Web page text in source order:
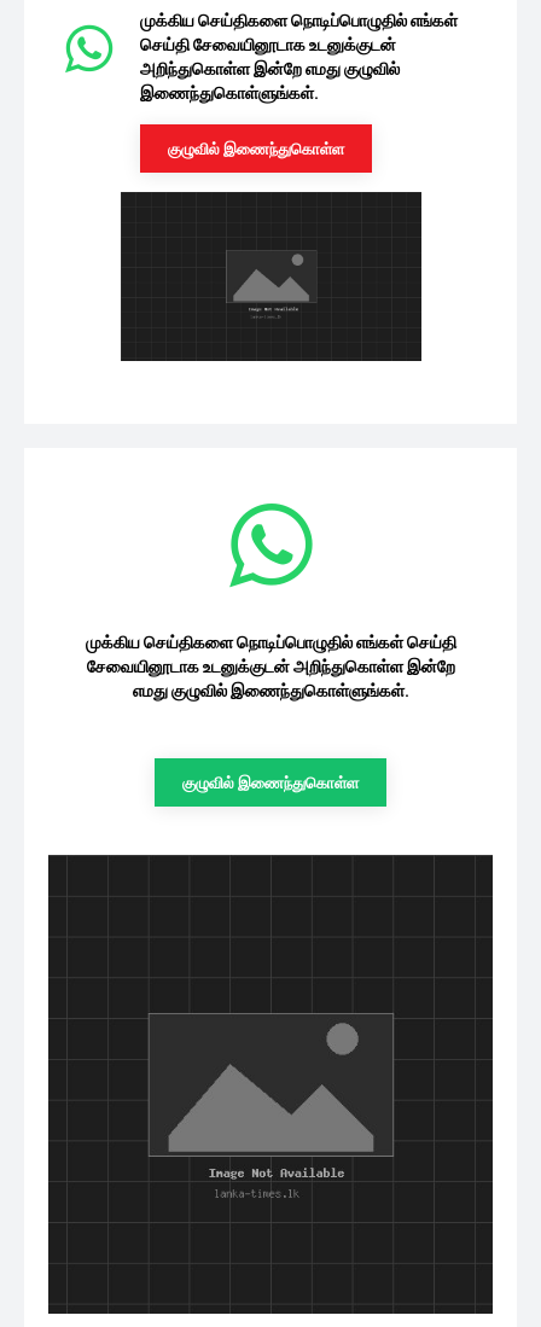
அஜித்தின் குட் பேட் அக்லி திரைப்படம்
எப்படி இருக்கு? படம் பார்த்தவர்கள்...
06/08/2026
பாக்கியலட்சுமி சீரியல் புகழ் நடிகை
நேஹாவின் அழகிய கியூட் போட்டோஸ்
சுத்தமாக நடிப்பில் இருந்து ஓய்வு பெறும்
சன் டிவியின் பிரபல இளம்...
06/08/2026
தொடங்கிய சில மாதங்களிலேயே புதிய
சீரியலை முடிக்க பிளான் செய்த சன்...
06/08/2026
இதயம் சீரியலில் இருந்து வெளியேறிய
ஜனனி அசோக்கின் அழகிய
புகைப்படங்கள்
செய்தி சேவையினூடாக உடனுக்குடன்
குழுவில் இணைந்துகொள்ள